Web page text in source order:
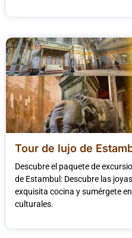
Tour de lujo de
Descubre el paquete de
de Estambul: Descubre las
exquisita cocina y sumérgete
culturales.